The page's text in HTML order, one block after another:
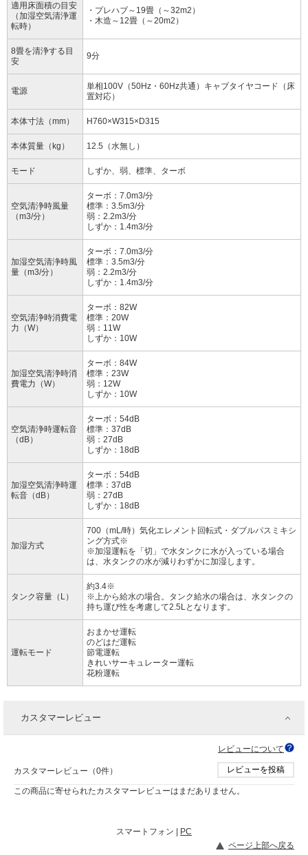
適用床面積の目安
（加湿空気清浄運
転時）
・プレハブ～19畳（～32m2）
・木造～12畳（～20m2）
8畳を清浄する目
安
9分
電源
単相100V（50Hz・60Hz共通）キャブタイヤコード（床
置対応）
本体寸法（mm） H760×W315×D315
本体質量（kg） 12.5（水無し）
モード しずか、弱、標準、ターボ
空気清浄時風量
（m3/分）
ターボ：7.0m3/分
標準：3.5m3/分
弱：2.2m3/分
しずか：1.4m3/分
加湿空気清浄時風
量（m3/分）
ターボ：7.0m3/分
標準：3.5m3/分
弱：2.2m3/分
しずか：1.4m3/分
空気清浄時消費電
力（W）
ターボ：82W
標準：20W
弱：11W
しずか：10W
加湿空気清浄時消
費電力（W）
ターボ：84W
標準：23W
弱：12W
しずか：10W
空気清浄時運転音
（dB）
ターボ：54dB
標準：37dB
弱：27dB
しずか：18dB
加湿空気清浄時運
転音（dB）
ターボ：54dB
標準：37dB
弱：27dB
しずか：18dB
加湿方式
700（mL/時）気化エレメント回転式・ダブルパスミキシ
ング方式※
※加湿運転を「切」で水タンクに水が入っている場合
は、水タンクの水が減りわずかに加湿します。
タンク容量（L）
約3.4※
※上から給水の場合。タンク給水の場合は、水タンクの
持ち運び性を考慮して2.5Lとなります。
運転モード
おまかせ運転
のどはだ運転
節電運転
きれいサーキュレーター運転
花粉運転
カスタマーレビュー
レビューについて
カスタマーレビュー（0件） レビューを投稿
この商品に寄せられたカスタマーレビューはまだありません。
スマートフォン |
PC
ページ上部へ戻る